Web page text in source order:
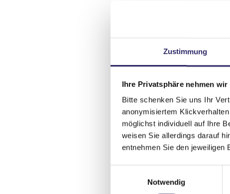
Zustimmung
Ihre Privatsphäre nehmen wir
Bitte schenken Sie uns Ihr
anonymisiertem
möglichst individuell auf Ihre
weisen Sie allerdings darauf
entnehmen Sie den jeweiligen
Notwendig